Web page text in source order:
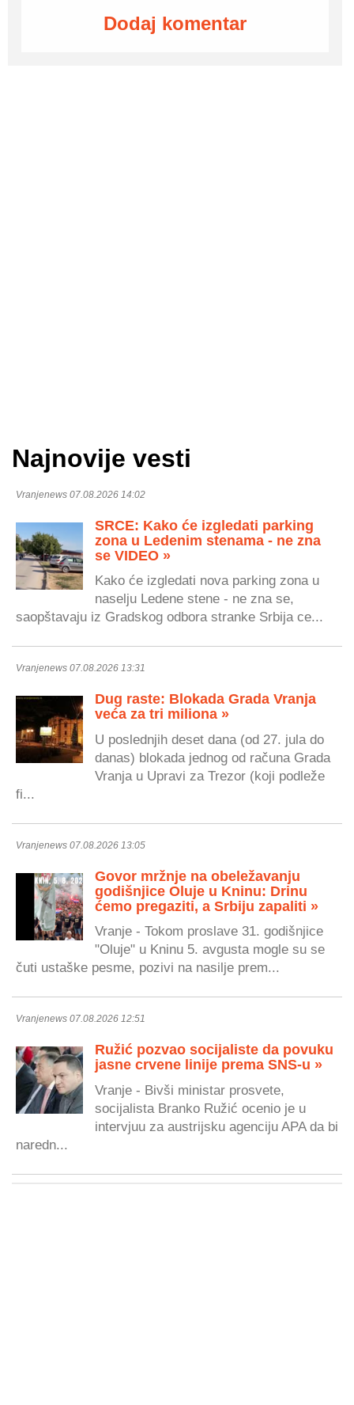
Dodaj komentar
Najnovije vesti
Vranjenews 07.08.2026 14:02
SRCE: Kako će izgledati parking
zona u Ledenim stenama - ne zna
se VIDEO »
Kako će izgledati nova parking zona u
naselju Ledene stene - ne zna se,
saopštavaju iz Gradskog odbora stranke Srbija ce...
Vranjenews 07.08.2026 13:31
Dug raste: Blokada Grada Vranja
veća za tri miliona »
U poslednjih deset dana (od 27. jula do
danas) blokada jednog od računa Grada
Vranja u Upravi za Trezor (koji podleže
fi...
Vranjenews 07.08.2026 13:05
Govor mržnje na obeležavanju
godišnjice Oluje u Kninu: Drinu
ćemo pregaziti, a Srbiju zapaliti »
Vranje - Tokom proslave 31. godišnjice
"Oluje" u Kninu 5. avgusta mogle su se
čuti ustaške pesme, pozivi na nasilje prem...
Vranjenews 07.08.2026 12:51
Ružić pozvao socijaliste da povuku
jasne crvene linije prema SNS-u »
Vranje - Bivši ministar prosvete,
socijalista Branko Ružić ocenio je u
intervjuu za austrijsku agenciju APA da bi
naredn...